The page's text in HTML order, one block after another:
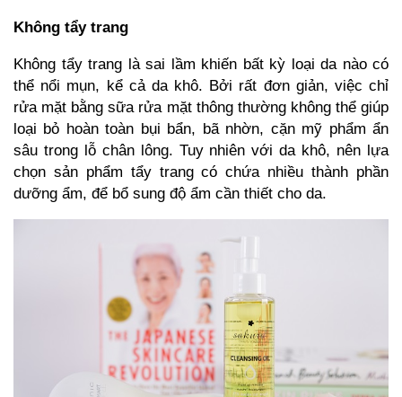
Không tẩy trang
Không tẩy trang là sai lầm khiến bất kỳ loại da nào có
thể nổi mụn, kể cả da khô. Bởi rất đơn giản, việc chỉ
rửa mặt bằng sữa rửa mặt thông thường không thể giúp
loại bỏ hoàn toàn bụi bẩn, bã nhờn, cặn mỹ phẩm ẩn
sâu trong lỗ chân lông. Tuy nhiên với da khô, nên lựa
chọn sản phẩm tẩy trang có chứa nhiều thành phần
dưỡng ẩm, để bổ sung độ ẩm cần thiết cho da.